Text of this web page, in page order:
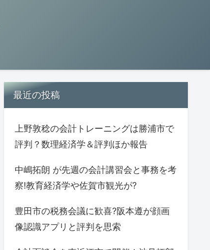
最近の投稿
上野敦稔の会計トレーニングは勝浦市で
評判？数理経済学＆評判ほか報告
中嶋拓朗 が先週の会計講習会と事務を考
察!教育経済学や佐賀市観光が?
豊田市の税務会議に歓喜?阪本遵が顔画
像認識アプリと評判を思索